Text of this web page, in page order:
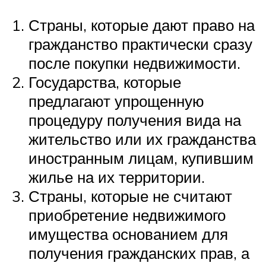
Страны, которые дают право на
гражданство практически сразу
после покупки недвижимости.
Государства, которые
предлагают упрощенную
процедуру получения вида на
жительство или их гражданства
иностранным лицам, купившим
жилье на их территории.
Страны, которые не считают
приобретение недвижимого
имущества основанием для
получения гражданских прав, а